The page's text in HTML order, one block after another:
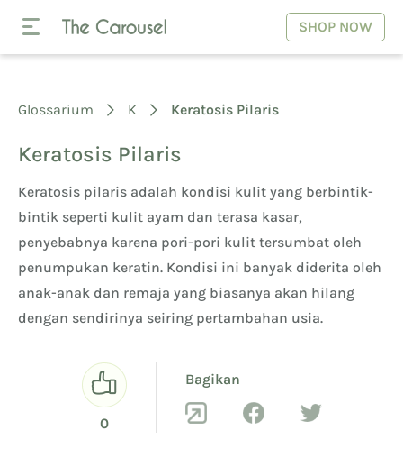
SHOP NOW
Glossarium K Keratosis Pilaris
Keratosis Pilaris
Keratosis pilaris adalah kondisi kulit yang berbintik-
bintik seperti kulit ayam dan terasa kasar,
penyebabnya karena pori-pori kulit tersumbat oleh
penumpukan keratin. Kondisi ini banyak diderita oleh
anak-anak dan remaja yang biasanya akan hilang
dengan sendirinya seiring pertambahan usia.
0
Bagikan